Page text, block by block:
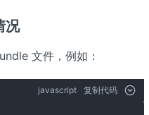
况
文件，例如：
javascript 复制代码